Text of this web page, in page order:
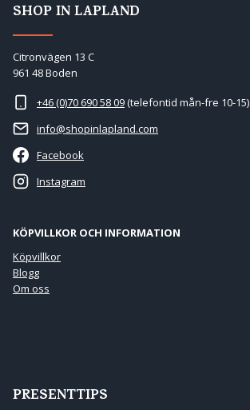
SHOP IN LAPLAND
Citronvägen 13 C
961 48 Boden
+46 (0)70 690 58 09(telefontid mån-fre 10-15)
info@shopinlapland.com
Facebook
Instagram
KÖPVILLKOR OCH INFORMATION
Köpvillkor
Blogg
Om oss
PRESENTTIPS